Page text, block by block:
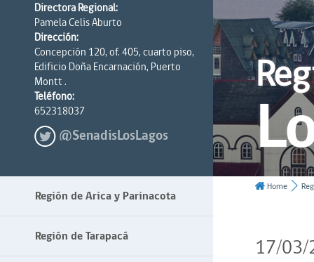
Directora Regional:
Pamela Celis Aburto
Dirección:
Concepción 120, of. 405, cuarto piso,
Edificio Doña Encarnación, Puerto
Montt .
Teléfono:
652318037
@SenadisLosLagos
Región de Arica y Parinacota
Región de Tarapacá
Home
17/